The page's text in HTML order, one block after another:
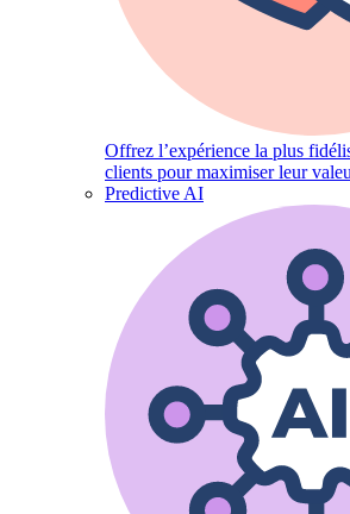
Offrez l’expérience la plus
clients pour maximiser leur
Predictive AI